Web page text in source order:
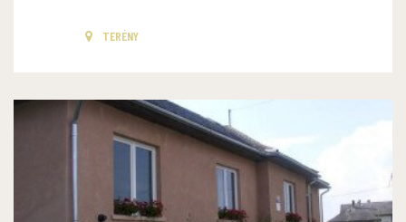
TERÉNY